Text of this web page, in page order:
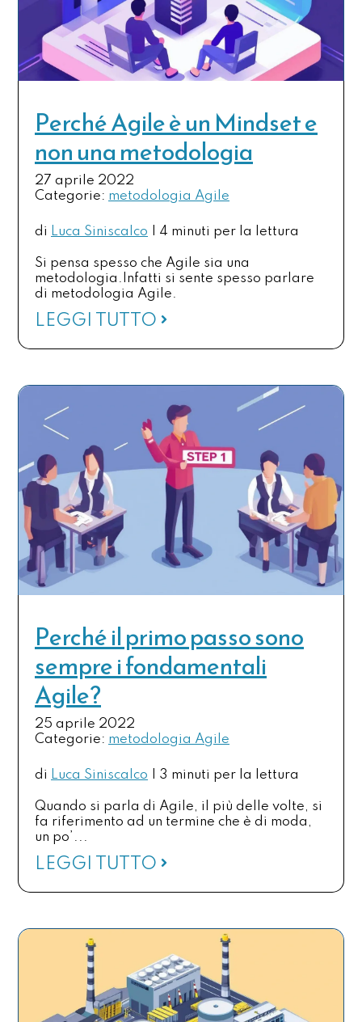
Perché Agile è un Mindset e
non una metodologia
27 aprile 2022
Categorie: metodologia Agile
di Luca Siniscalco 4 minuti per la lettura
Si pensa spesso che Agile sia una
metodologia.Infatti si sente spesso parlare
di metodologia Agile.
LEGGI TUTTO
Perché il primo passo sono
sempre i fondamentali
Agile?
25 aprile 2022
Categorie: metodologia Agile
di Luca Siniscalco 3 minuti per la lettura
Quando si parla di Agile, il più delle volte, si
fa riferimento ad un termine che è di moda,
un po’...
LEGGI TUTTO